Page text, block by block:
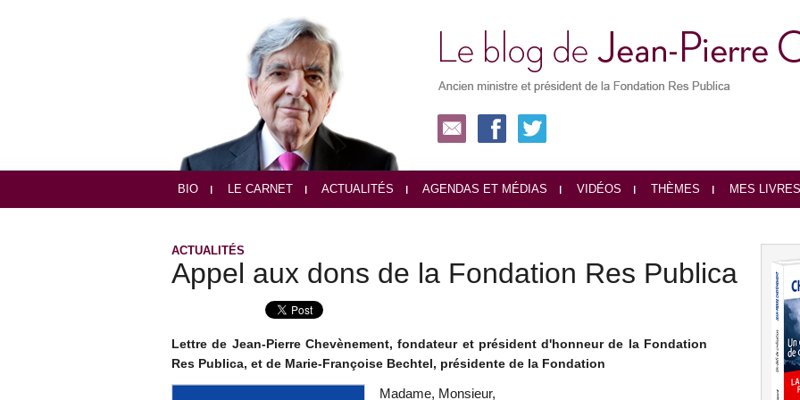
BIO LE CARNET ACTUALITÉS AGENDAS ET MÉDIAS VIDÉOS THÈMES MES LIVRES
ACTUALITÉS
Appel aux dons de la Fondation Res Publica
Lettre de Jean-Pierre Chevènement, fondateur et président d'honneur de la Fondation
Res Publica, et de Marie-Françoise Bechtel, présidente de la Fondation
Madame, Monsieur,